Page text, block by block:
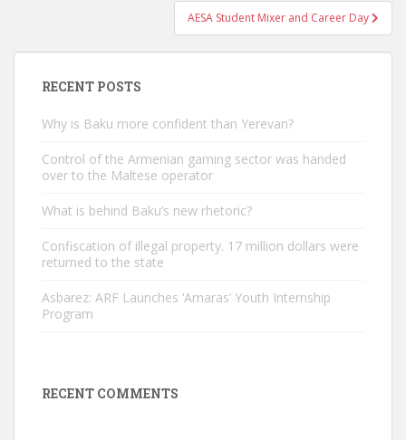
AESA Student Mixer and Career Day
RECENT POSTS
Why is Baku more confident than Yerevan?
Control of the Armenian gaming sector was handed
over to the Maltese operator
What is behind Baku’s new rhetoric?
Confiscation of illegal property. 17 million dollars were
returned to the state
Asbarez: ARF Launches ‘Amaras’ Youth Internship
Program
RECENT COMMENTS